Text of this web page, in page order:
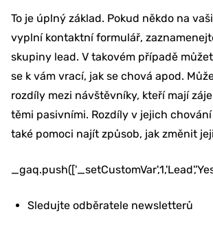
To je úplný základ. Pokud někdo na
vyplní kontaktní formulář,
skupiny lead. V takovém případě
se k vám vrací, jak se chová apod.
rozdíly mezi návštěvníky, kteří mají
těmi pasivními. Rozdíly v jejich
také pomoci najít způsob, jak změnit
Sledujte odběratele newsletterů